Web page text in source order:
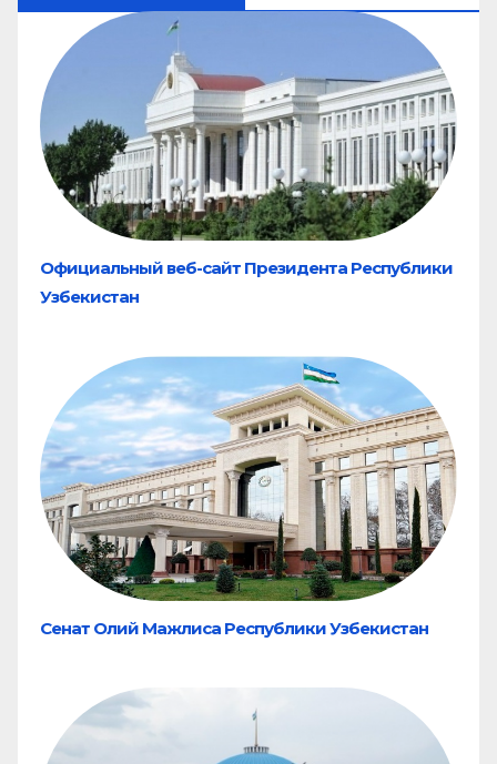
Официальный веб-сайт Президента Республики
Узбекистан
Сенат Олий Мажлиса Республики Узбекистан